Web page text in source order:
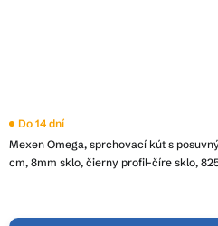
Mexen Omega, sprchovací kút s
cm, 8mm sklo, čierny profil-číre sklo,
Do 14 dní